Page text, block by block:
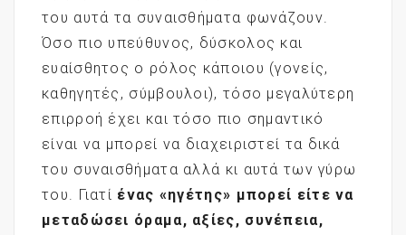
του αυτά τα συναισθήματα φωνάζουν.
Όσο πιο υπεύθυνος, δύσκολος και
ευαίσθητος ο ρόλος κάποιου (γονείς,
καθηγητές, σύμβουλοι), τόσο μεγαλύτερη
επιρροή έχει και τόσο πιο σημαντικό
είναι να μπορεί να διαχειριστεί τα δικά
του συναισθήματα αλλά κι αυτά των γύρω
του. Γιατί ένας «ηγέτης» μπορεί είτε να
μεταδώσει όραμα, αξίες, συνέπεια,